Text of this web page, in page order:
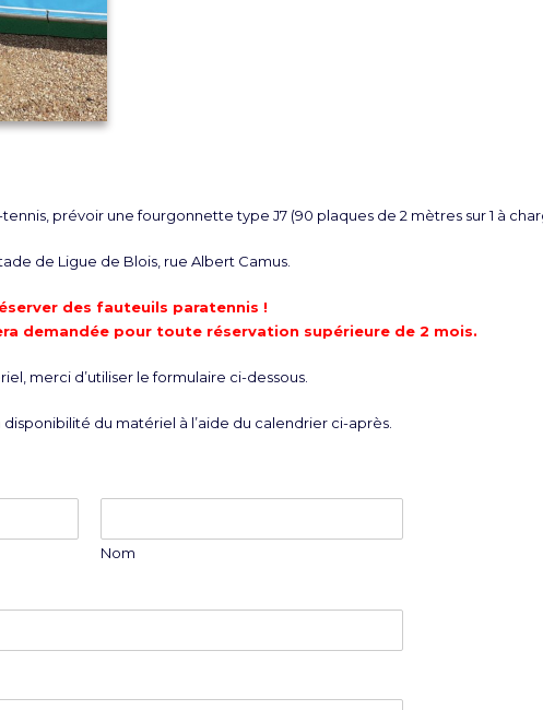
prévoir une fourgonnette type J7 (90 plaques de 2 mètres sur 1 à
de Ligue de Blois, rue Albert Camus.
des fauteuils paratennis !
demandée pour toute réservation supérieure de 2 mois.
merci d’utiliser le formulaire ci-dessous.
du matériel à l’aide du calendrier ci-après.
Nom